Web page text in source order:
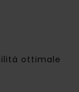
ottimale